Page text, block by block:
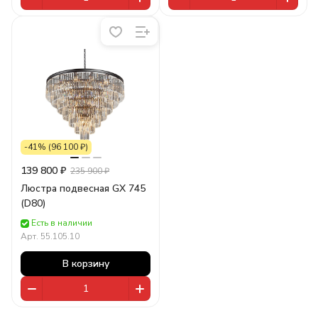
-41% (96 100 ₽)
139 800 ₽ 235 900 ₽
Люстра подвесная GX 745
(D80)
Есть в наличии
Арт. 55.105.10
В корзину